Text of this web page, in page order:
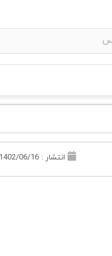
انتشار : 1402/06/16